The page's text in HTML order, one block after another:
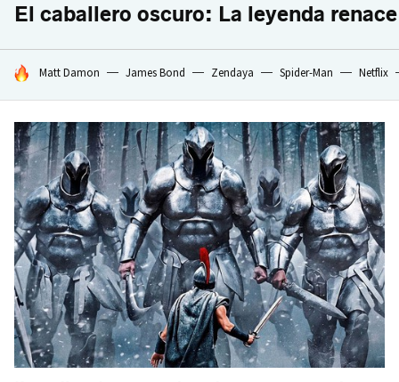
El caballero oscuro: La leyenda renace
HOY SE HABLA DE
Matt Damon James Bond Zendaya Spider-Man Netflix